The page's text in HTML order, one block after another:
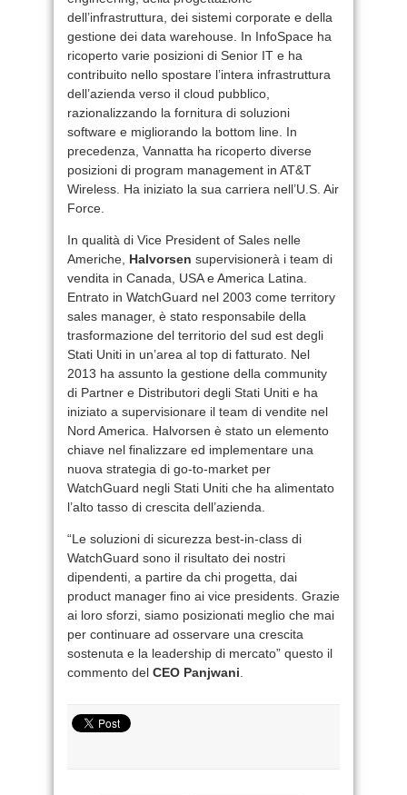
dell’infrastruttura, dei sistemi corporate e della
gestione dei data warehouse. In InfoSpace ha
ricoperto varie posizioni di Senior IT e ha
contribuito nello spostare l’intera infrastruttura
dell’azienda verso il cloud pubblico,
razionalizzando la fornitura di soluzioni
software e migliorando la bottom line. In
precedenza, Vannatta ha ricoperto diverse
posizioni di program management in AT&T
Wireless. Ha iniziato la sua carriera nell’U.S. Air
Force.
In qualità di Vice President of Sales nelle
Americhe, Halvorsen supervisionerà i team di
vendita in Canada, USA e America Latina.
Entrato in WatchGuard nel 2003 come territory
sales manager, è stato responsabile della
trasformazione del territorio del sud est degli
Stati Uniti in un’area al top di fatturato. Nel
2013 ha assunto la gestione della community
di Partner e Distributori degli Stati Uniti e ha
iniziato a supervisionare il team di vendite nel
Nord America. Halvorsen è stato un elemento
chiave nel finalizzare ed implementare una
nuova strategia di go-to-market per
WatchGuard negli Stati Uniti che ha alimentato
l’alto tasso di crescita dell’azienda.
“Le soluzioni di sicurezza best-in-class di
WatchGuard sono il risultato dei nostri
dipendenti, a partire da chi progetta, dai
product manager fino ai vice presidents. Grazie
ai loro sforzi, siamo posizionati meglio che mai
per continuare ad osservare una crescita
sostenuta e la leadership di mercato” questo il
commento del CEO Panjwani.